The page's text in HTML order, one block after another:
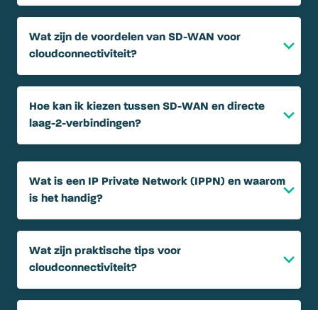
Wat zijn de voordelen van SD-WAN voor
cloudconnectiviteit?
Hoe kan ik kiezen tussen SD-WAN en directe
laag-2-verbindingen?
Wat is een IP Private Network (IPPN) en waarom
is het handig?
Wat zijn praktische tips voor
cloudconnectiviteit?